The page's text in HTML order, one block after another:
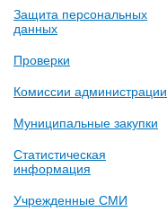
Защита персональных
данных
Проверки
Комиссии администрации
Муниципальные закупки
Статистическая
информация
Учрежденные СМИ